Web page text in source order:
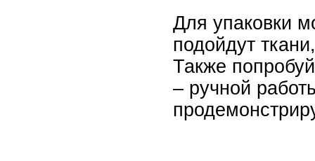
Для упаковки
подойдут
Также
– ручной